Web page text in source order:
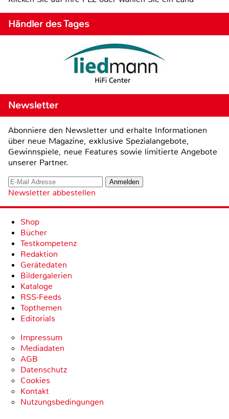
Händler des Tages
Newsletter
Abonniere den Newsletter und erhalte Informationen
über neue Magazine, exklusive Spezialangebote,
Gewinnspiele, neue Features sowie limitierte Angebote
unserer Partner.
Newsletter abbestellen
Shop
Bücher
Testkompetenz
Redaktion
Gerätedaten
Bildergalerien
Kataloge
RSS-Feeds
Topthemen
Editorials
Impressum
Mediadaten
AGB
Datenschutz
Cookies
Kontakt
Nutzungsbedingungen